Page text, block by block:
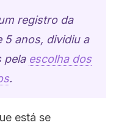
registro da
5 anos, dividiu a
pela escolha dos
.
está se